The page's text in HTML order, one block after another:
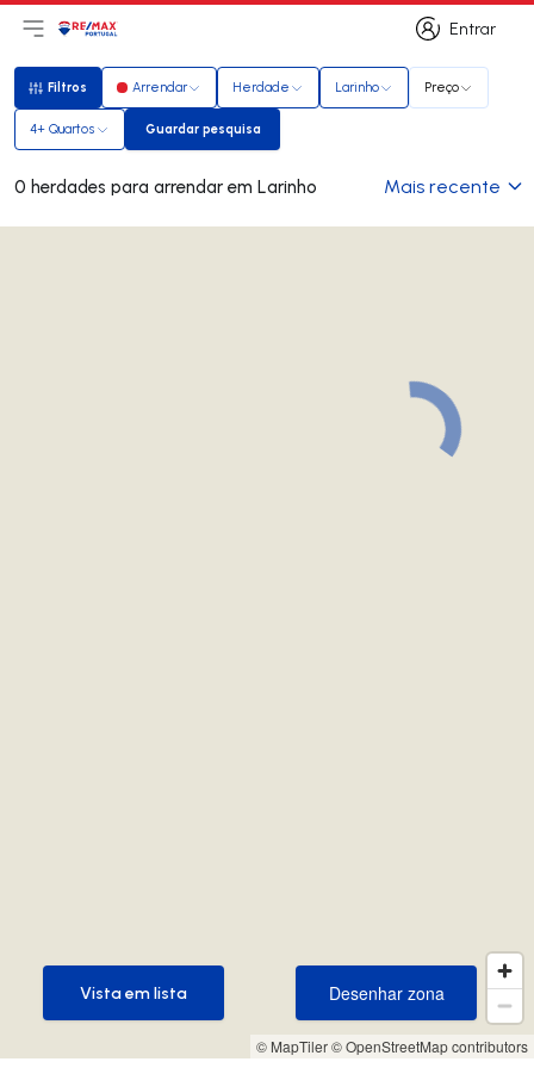
Entrar
Entrar
Abri menu principal
LogoIr para página inicial
Filtros
Filtros Arrendar Herdade Larinho Preço
4+ Quartos Guardar pesquisa
Guardar pesquisa
0 herdades para arrendar em Larinho Mais recente
© MapTiler© OpenStreetMap contributors
Desenhar zona
Desenhar zona
Vista em lista
Vista em lista